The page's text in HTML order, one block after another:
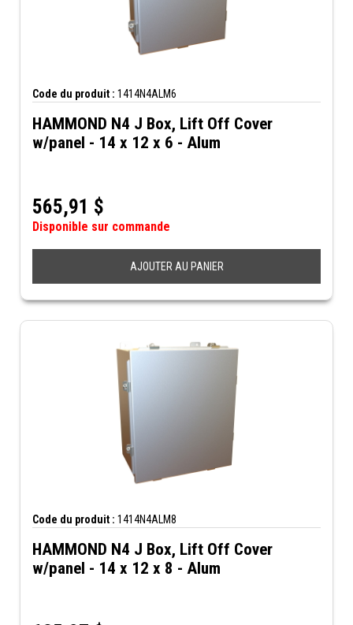
Code du produit : 1414N4ALM6
HAMMOND N4 J Box, Lift Off Cover
w/panel - 14 x 12 x 6 - Alum
565,91 $
Disponible sur commande
AJOUTER AU PANIER
Code du produit : 1414N4ALM8
HAMMOND N4 J Box, Lift Off Cover
w/panel - 14 x 12 x 8 - Alum